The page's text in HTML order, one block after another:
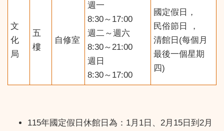
文
化
局
五
樓
自修室
週一
8:30～17:00
週二～週六
8:30～21:00
週日
8:30～17:00
國定假日，
民俗節日 ，
清館日(每個月
最後一個星期
四)
115年國定假日休館日為：1月1日、2月15日到2月